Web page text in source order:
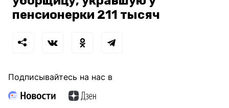
пенсионерки 211 тысяч
Подписывайтесь на нас в